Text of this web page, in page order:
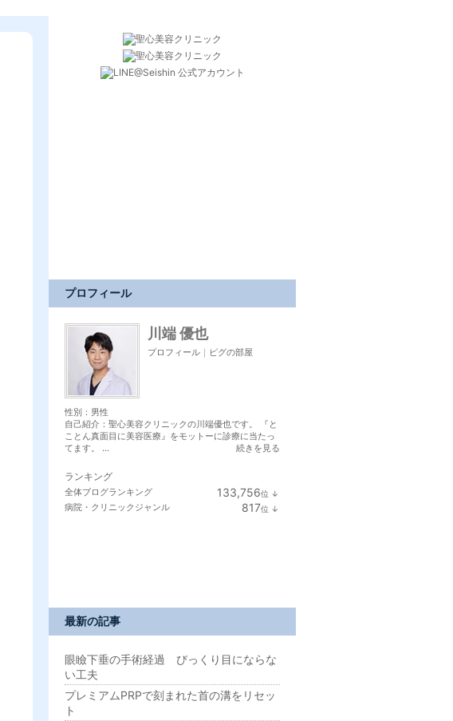
プロフィール
川端 優也
プロフィール ｜ ピグの部屋
性別： 男性
自己紹介：聖心美容クリニックの川端優也です。 『と
ことん真面目に美容医療』をモットーに診療に当たっ
てます。 ...
続きを見る
ランキング
全体ブログランキング 133,756位 ↓
病院・クリニックジャンル 817位 ↓
最新の記事
眼瞼下垂の手術経過 びっくり目にならな
い工夫
プレミアムPRPで刻まれた首の溝をリセッ
ト